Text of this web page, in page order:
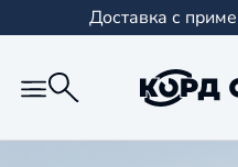
Доставка с